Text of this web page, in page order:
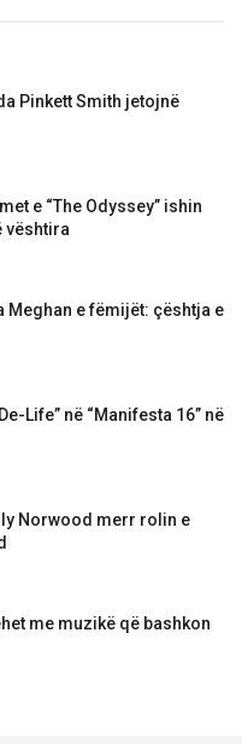
Pinkett Smith jetojnë
e “The Odyssey” ishin
vështira
Meghan e fëmijët: çështja e
Life” në “Manifesta 16” në
Norwood merr rolin e
me muzikë që bashkon